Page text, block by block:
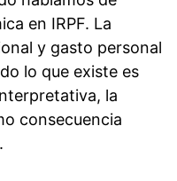
en IRPF. La
y gasto personal
lo que existe es
la
consecuencia